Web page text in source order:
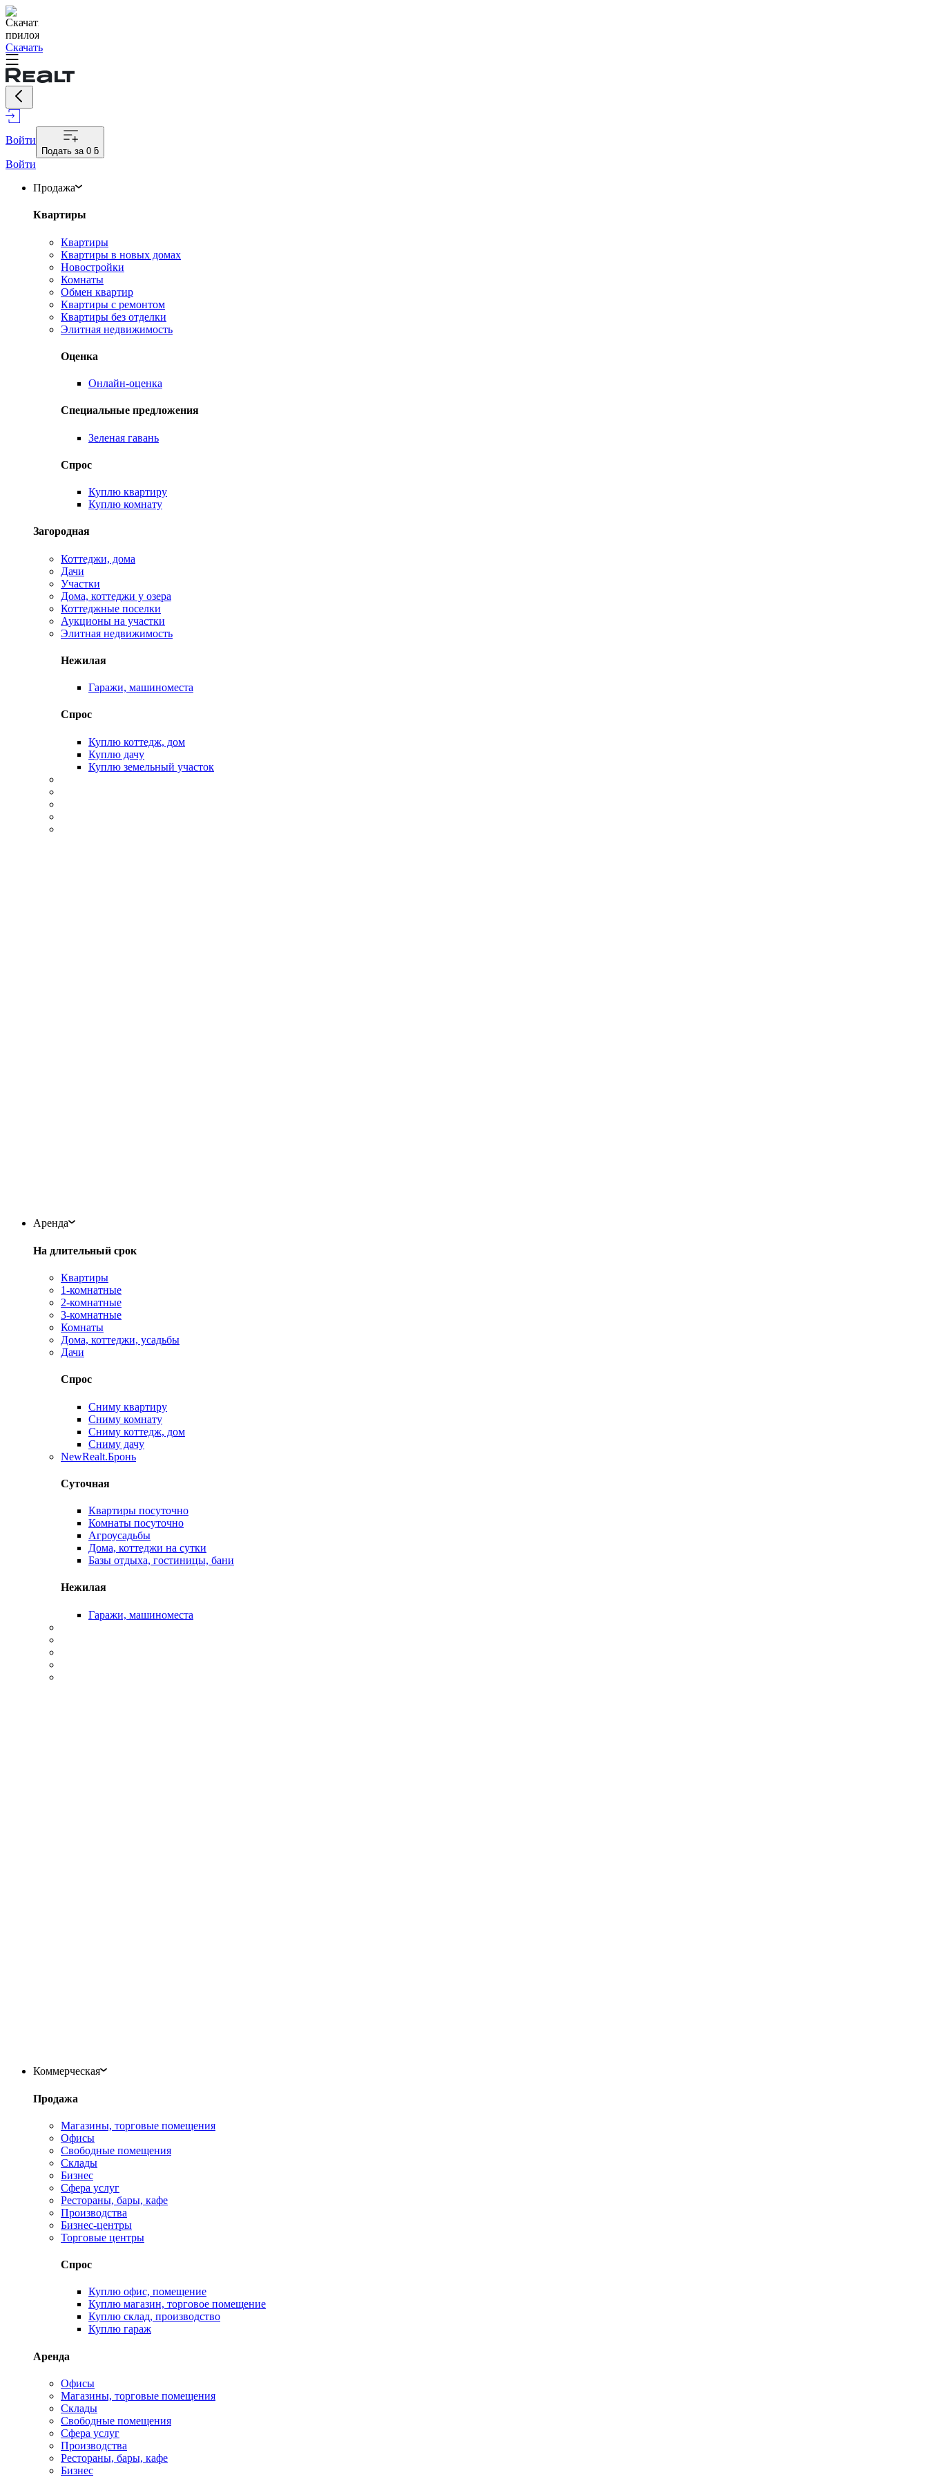
Скачать
Войти
Подать за 0 ƃ
Войти
Продажа
Квартиры
Квартиры
Квартиры в новых домах
Новостройки
Комнаты
Обмен квартир
Квартиры с ремонтом
Квартиры без отделки
Элитная недвижимость
Оценка
Онлайн-оценка
Специальные предложения
Зеленая гавань
Спрос
Куплю квартиру
Куплю комнату
Загородная
Коттеджи, дома
Дачи
Участки
Дома, коттеджи у озера
Коттеджные поселки
Аукционы на участки
Элитная недвижимость
Нежилая
Гаражи, машиноместа
Спрос
Куплю коттедж, дом
Куплю дачу
Куплю земельный участок
Аренда
На длительный срок
Квартиры
1-комнатные
2-комнатные
3-комнатные
Комнаты
Дома, коттеджи, усадьбы
Дачи
Спрос
Сниму квартиру
Сниму комнату
Сниму коттедж, дом
Сниму дачу
NewRealt.Бронь
Суточная
Квартиры посуточно
Комнаты посуточно
Агроусадьбы
Дома, коттеджи на сутки
Базы отдыха, гостиницы, бани
Нежилая
Гаражи, машиноместа
Коммерческая
Продажа
Магазины, торговые помещения
Офисы
Свободные помещения
Склады
Бизнес
Сфера услуг
Рестораны, бары, кафе
Производства
Бизнес-центры
Торговые центры
Спрос
Куплю офис, помещение
Куплю магазин, торговое помещение
Куплю склад, производство
Куплю гараж
Аренда
Офисы
Магазины, торговые помещения
Склады
Свободные помещения
Сфера услуг
Производства
Рестораны, бары, кафе
Бизнес